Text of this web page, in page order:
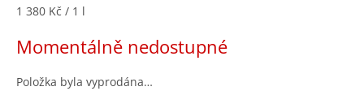
Měrná
1 380 Kč / 1 l
Momentálně nedostupné
Položka byla vyprodána…